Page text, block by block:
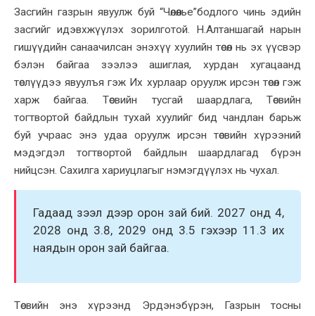
Засгийн газрын явуулж буй “Чөлөөлье”бодлого чинь эдийн
засгийг идэвхжүүлэх зорилготой. Н.Алтаншагай нарын
гишүүдийн санаачилсан энэхүү хуулийн төсөл нь эх үүсвэр
бэлэн байгаа зээлээ ашиглая,хурдан хугацаанд
төслүүдээ явуулъя гэж Их хурлаар оруулж ирсэн төсөлгэж
харж байгаа. Төсвийн тусгай шаардлага, Төсвийн
тогтвортой байдлын тухай хуулийг бид чандлан барьж
буй учраас энэ удаа оруулж ирсэн төсвийн хүрээний
мэдэгдэл тогтвортой байдлын шаардлагад бүрэн
нийцсэн. Сахилга хариуцлагыг нэмэгдүүлэх нь чухал.
Гадаад зээл дээр орон зай бий. 2027 онд 4,
2028 онд 3.8, 2029 онд 3.5 гэхээр 11.3 их
наядын орон зай байгаа.
Төсвийн энэ хүрээнд Эрдэнэбүрэн, Газрын тосны